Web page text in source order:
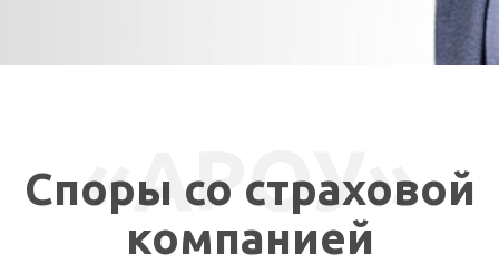
Споры со страховой
компанией
«АРОУ»